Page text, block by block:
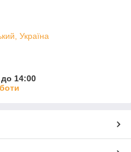
Україна
14:00